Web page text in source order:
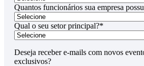
Quantos funcionários sua empresa
Qual o seu setor principal?*
Deseja receber e-mails com novos
exclusivos?